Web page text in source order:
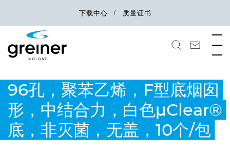
下载中心 质量证书
96孔，聚苯乙烯，F型底烟囱
形，中结合力，白色μClear®
底，非灭菌，无盖，10个/包